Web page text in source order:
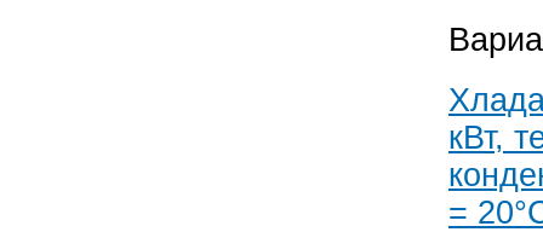
кВт,
=